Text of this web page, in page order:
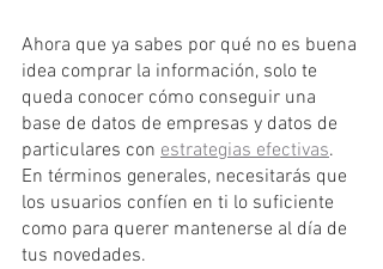
Ahora que ya sabes por qué no es buena
idea comprar la información, solo te
queda conocer cómo conseguir una
base de datos de empresas y datos de
particulares con estrategias efectivas.
En términos generales, necesitarás que
los usuarios confíen en ti lo suficiente
como para querer mantenerse al día de
tus novedades.